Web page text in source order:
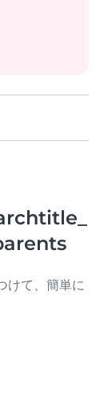
けて、簡単に